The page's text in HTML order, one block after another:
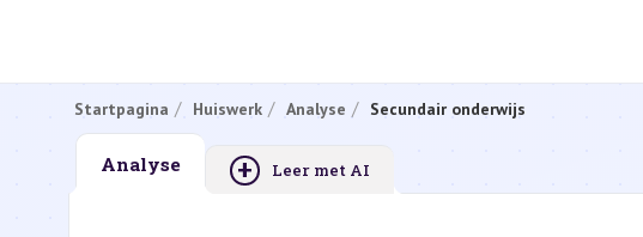
Startpagina Huiswerk Analyse Secundair onderwijs
Analyse + Leer met AI